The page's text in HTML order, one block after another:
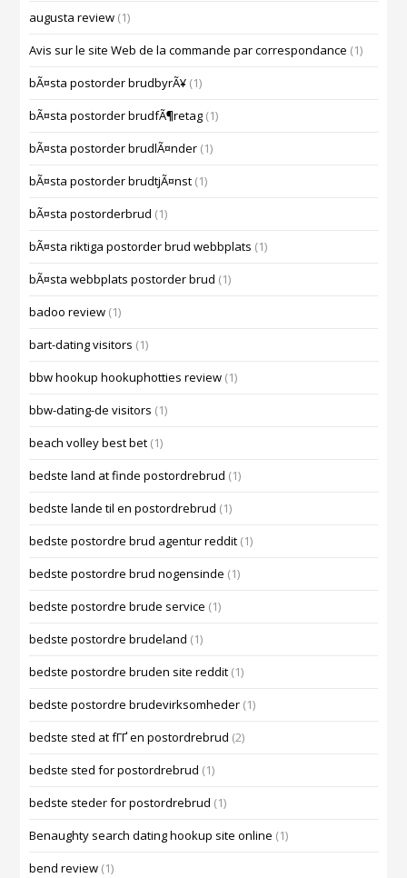
augusta review (1)
Avis sur le site Web de la commande par correspondance (1)
bÃ¤sta postorder brudbyrÃ¥ (1)
bÃ¤sta postorder brudfÃ¶retag (1)
bÃ¤sta postorder brudlÃ¤nder (1)
bÃ¤sta postorder brudtjÃ¤nst (1)
bÃ¤sta postorderbrud (1)
bÃ¤sta riktiga postorder brud webbplats (1)
bÃ¤sta webbplats postorder brud (1)
badoo review (1)
bart-dating visitors (1)
bbw hookup hookuphotties review (1)
bbw-dating-de visitors (1)
beach volley best bet (1)
bedste land at finde postordrebrud (1)
bedste lande til en postordrebrud (1)
bedste postordre brud agentur reddit (1)
bedste postordre brud nogensinde (1)
bedste postordre brude service (1)
bedste postordre brudeland (1)
bedste postordre bruden site reddit (1)
bedste postordre brudevirksomheder (1)
bedste sted at fГҐ en postordrebrud (2)
bedste sted for postordrebrud (1)
bedste steder for postordrebrud (1)
Benaughty search dating hookup site online (1)
bend review (1)